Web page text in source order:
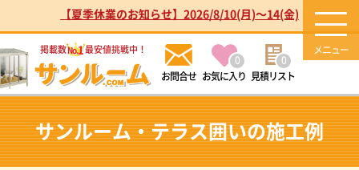
【夏季休業のお知らせ】2026/8/10(月)～14(金)
掲載数No.1最安値挑戦中！
お気に入り
0
見積リスト
0
サンルーム・テラス囲いの施工例